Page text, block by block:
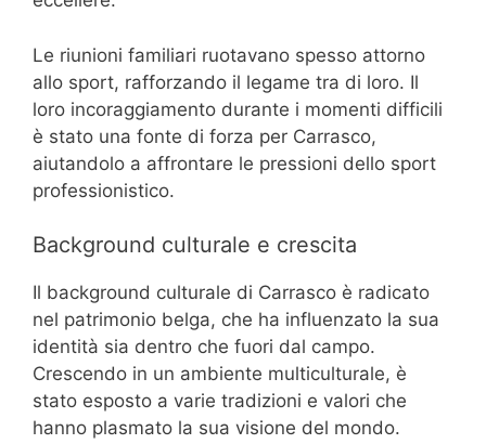
Le riunioni familiari ruotavano spesso attorno
allo sport, rafforzando il legame tra di loro. Il
loro incoraggiamento durante i momenti difficili
è stato una fonte di forza per Carrasco,
aiutandolo a affrontare le pressioni dello sport
professionistico.
Background culturale e crescita
Il background culturale di Carrasco è radicato
nel patrimonio belga, che ha influenzato la sua
identità sia dentro che fuori dal campo.
Crescendo in un ambiente multiculturale, è
stato esposto a varie tradizioni e valori che
hanno plasmato la sua visione del mondo.